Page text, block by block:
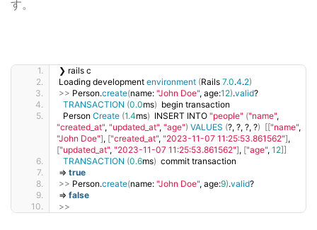
す。
❯ rails c
Loading development environment (Rails 7.0.4.2)
>> Person.create(name: "John Doe", age:12).valid?
TRANSACTION (0.0ms)
  begin transaction
  Person
Create (1.4ms)
  INSERT INTO
"people" ("name"
"created_at", "updated_at", "age") VALUES (?, ?, ?, ?) [["name"
"John Doe"], ["created_at", "2023-11-07 11:25:53.861562"]
["updated_at", "2023-11-07 11:25:53.861562"], ["age", 12]]
TRANSACTION (0.6ms)
  commit transaction
= true
>> Person.create(name: "John Doe", age:9).valid?
= false
>>